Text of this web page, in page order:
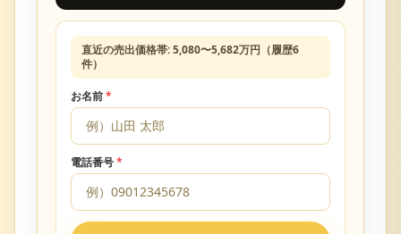
直近の売出価格帯:5,080〜5,682万円（履歴6
件）
お名前*
電話番号*